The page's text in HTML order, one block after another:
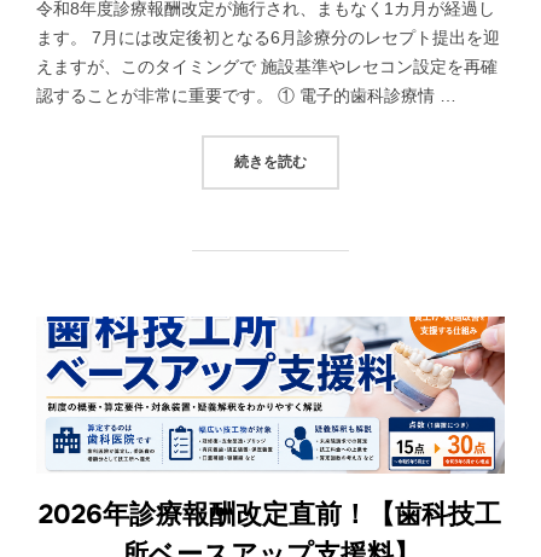
令和8年度診療報酬改定が施行され、まもなく1カ月が経過し
ます。 7月には改定後初となる6月診療分のレセプト提出を迎
えますが、このタイミングで 施設基準やレセコン設定を再確
認することが非常に重要です。 ① 電子的歯科診療情 …
続きを読む“診療報酬改定後のレセプトで確認
2026年診療報酬改定直前！【歯科技工